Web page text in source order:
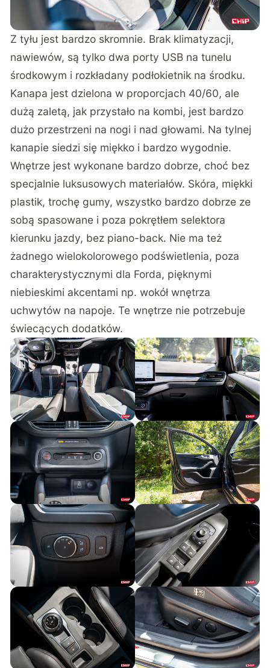
Z tyłu jest bardzo skromnie. Brak klimatyzacji,
nawiewów, są tylko dwa porty USB na tunelu
środkowym i rozkładany podłokietnik na środku.
Kanapa jest dzielona w proporcjach 40/60, ale
dużą zaletą, jak przystało na kombi, jest bardzo
dużo przestrzeni na nogi i nad głowami. Na tylnej
kanapie siedzi się miękko i bardzo wygodnie.
Wnętrze jest wykonane bardzo dobrze, choć bez
specjalnie luksusowych materiałów. Skóra, miękki
plastik, trochę gumy, wszystko bardzo dobrze ze
sobą spasowane i poza pokrętłem selektora
kierunku jazdy, bez piano-back. Nie ma też
żadnego wielokolorowego podświetlenia, poza
charakterystycznymi dla Forda, pięknymi
niebieskimi akcentami np. wokół wnętrza
uchwytów na napoje. Te wnętrze nie potrzebuje
świecących dodatków.